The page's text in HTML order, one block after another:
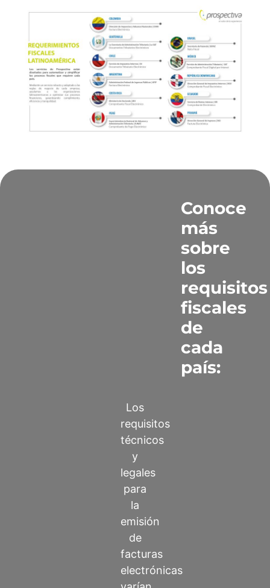
Conoce
más
sobre
los
requisitos
fiscales
de
cada
país:
Los
requisitos
técnicos
y
legales
para
la
emisión
de
facturas
electrónicas